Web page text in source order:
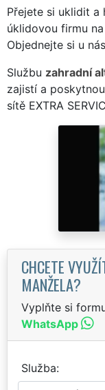
Přejete si uklidit a
úklidovou firmu
Objednejte si u nás
Službu zahradní
zajistí a
sítě EXTRA
CHCETE
MANŽELA?
Vyplňte si
WhatsApp
Služba